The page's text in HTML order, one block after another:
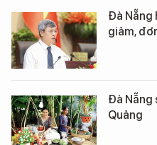
Đà Nẵng
giảm,
Đà Nẵng
Quảng